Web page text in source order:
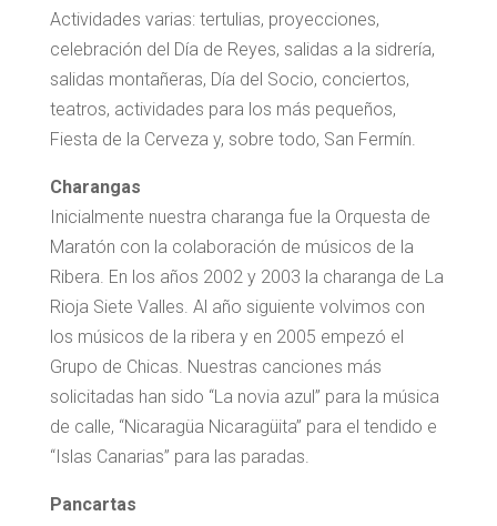
Actividades varias: tertulias, proyecciones,
celebración del Día de Reyes, salidas a la sidrería,
salidas montañeras, Día del Socio, conciertos,
teatros, actividades para los más pequeños,
Fiesta de la Cerveza y, sobre todo, San Fermín.
Charangas
Inicialmente nuestra charanga fue la Orquesta de
Maratón con la colaboración de músicos de la
Ribera. En los años 2002 y 2003 la charanga de La
Rioja Siete Valles. Al año siguiente volvimos con
los músicos de la ribera y en 2005 empezó el
Grupo de Chicas. Nuestras canciones más
solicitadas han sido “La novia azul” para la música
de calle, “Nicaragüa Nicaragüita” para el tendido e
“Islas Canarias” para las paradas.
Pancartas